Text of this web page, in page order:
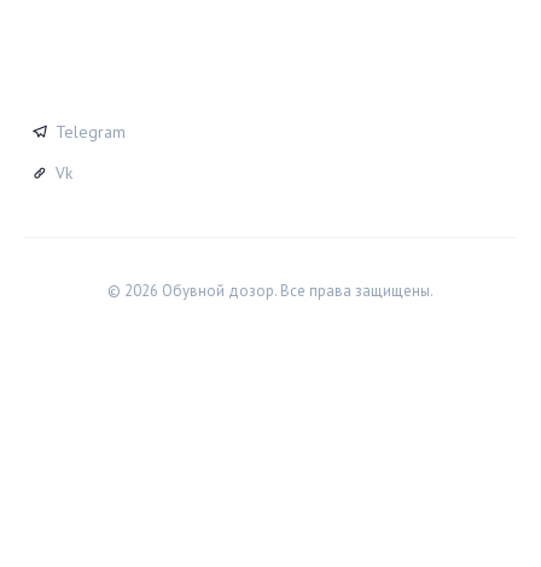
Telegram
Vk
© 2026 Обувной дозор. Все права защищены.